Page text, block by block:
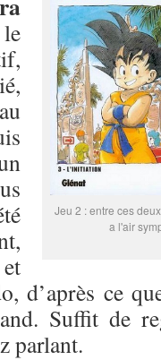
Jeu 2 : entre ces
a l'air
d’après ce
Suffit de
parlant.